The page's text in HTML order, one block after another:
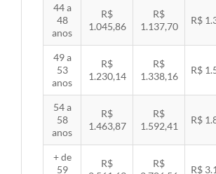
44 a
48
anos
R$
1.045,86
R$
1.137,70
R$
49 a
53
anos
R$
1.230,14
R$
1.338,16
R$
54 a
58
anos
R$
1.463,87
R$
1.592,41
R$
+ de
59
R$
R$
R$